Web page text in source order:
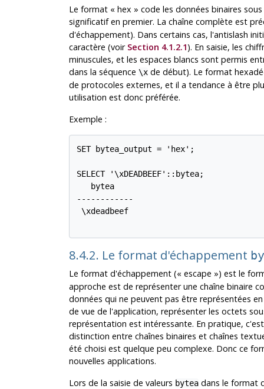
Le format « hex » code les données binaires
significatif en premier. La chaîne complète est
d'échappement). Dans certains cas, l'antislash
caractère (voir Section 4.1.2.1). En saisie, les
minuscules, et les espaces blancs sont permis
dans la séquence \xde début). Le format
de protocoles externes, et il a tendance à être
utilisation est donc préférée.
Exemple :
SET bytea_output = 'hex';
SELECT '\xDEADBEEF'::bytea;
   bytea
------------
\xdeadbeef
8.4.2. Le format d'échappement
Le format d'échappement (« escape ») est le
approche est de représenter une chaîne binaire
données qui ne peuvent pas être représentées
de vue de l'application, représenter les octets
représentation est intéressante. En pratique,
distinction entre chaînes binaires et chaînes
été choisi est quelque peu complexe. Donc ce
nouvelles applications.
Lors de la saisie de valeurs byteadans le format